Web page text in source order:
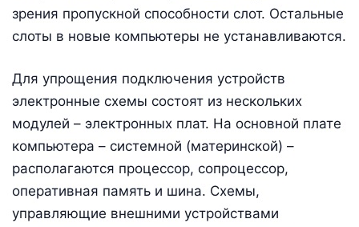
зрения пропускной способности слот. Остальные
слоты в новые компьютеры не устанавливаются.
Для упрощения подключения устройств
электронные схемы состоят из нескольких
модулей – электронных плат. На основной плате
компьютера – системной (материнской) –
располагаются процессор, сопроцессор,
оперативная память и шина. Схемы,
управляющие внешними устройствами